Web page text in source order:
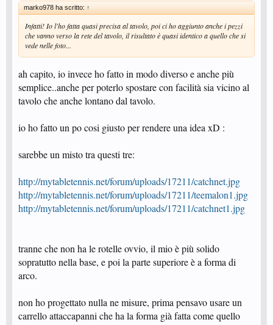
marko978 ha scritto: ↑
Infatti! Io l'ho fatta quasi precisa al tavolo, poi ci ho aggiunto anche i pezzi
che vanno verso la rete del tavolo, il risultato è quasi identico a quello che si
vede nelle foto...
ah capito, io invece ho fatto in modo diverso e anche più
semplice..anche per poterlo spostare con facilità sia vicino al
tavolo che anche lontano dal tavolo.
io ho fatto un po cosi giusto per rendere una idea xD :
sarebbe un misto tra questi tre:
http://mytabletennis.net/forum/uploads/17211/catchnet.jpg
http://mytabletennis.net/forum/uploads/17211/teemalon1.jpg
http://mytabletennis.net/forum/uploads/17211/catchnet1.jpg
tranne che non ha le rotelle ovvio, il mio è più solido
sopratutto nella base, e poi la parte superiore è a forma di
arco.
non ho progettato nulla ne misure, prima pensavo usare un
carrello attaccapanni che ha la forma già fatta come quello